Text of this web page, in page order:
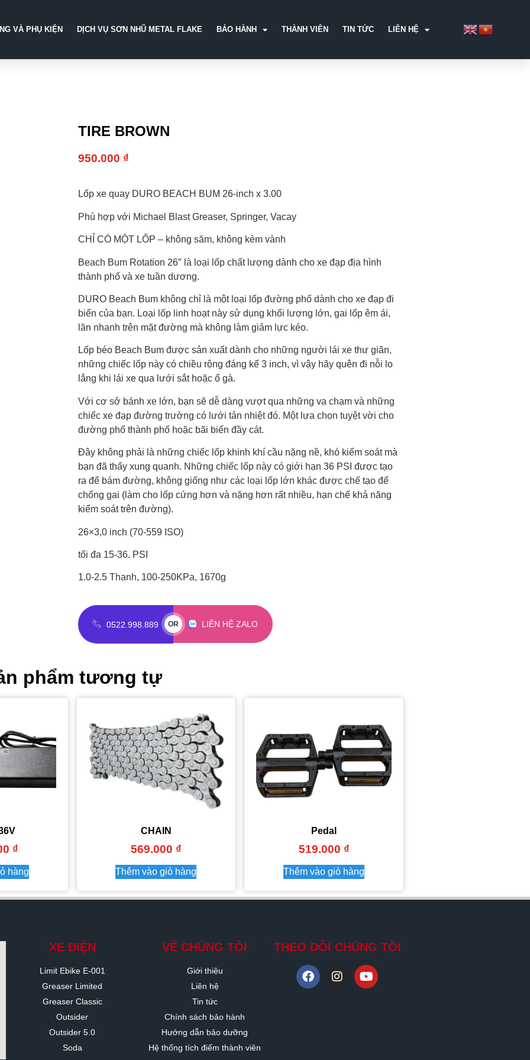
VÀ PHỤ KIỆN DỊCH VỤ SƠN NHŨ METAL FLAKE BẢO HÀNH THÀNH VIÊN TIN TỨC LIÊN HỆ
TIRE BROWN
950.000 ₫
Lốp xe quay DURO BEACH BUM 26-inch x 3.00
Phù hợp với Michael Blast Greaser, Springer, Vacay
CHỈ CÓ MỘT LỐP – không săm, không kèm vành
Beach Bum Rotation 26″ là loại lốp chất lượng dành cho xe đạp địa hình
thành phố và xe tuần dương.
DURO Beach Bum không chỉ là một loại lốp đường phố dành cho xe đạp đi
biển của bạn. Loại lốp linh hoạt này sử dụng khối lượng lớn, gai lốp êm ái,
lăn nhanh trên mặt đường mà không làm giảm lực kéo.
Lốp béo Beach Bum được sản xuất dành cho những người lái xe thư giãn,
những chiếc lốp này có chiều rộng đáng kể 3 inch, vì vậy hãy quên đi nỗi lo
lắng khi lái xe qua lưới sắt hoặc ổ gà.
Với cơ sở bánh xe lớn, bạn sẽ dễ dàng vượt qua những va chạm và những
chiếc xe đạp đường trường có lưới tản nhiệt đó. Một lựa chọn tuyệt vời cho
đường phố thành phố hoặc bãi biển đầy cát.
Đây không phải là những chiếc lốp khinh khí cầu nặng nề, khó kiểm soát mà
bạn đã thấy xung quanh. Những chiếc lốp này có giới hạn 36 PSI được tạo
ra để bám đường, không giống như các loại lốp lớn khác được chế tạo để
chống gai (làm cho lốp cứng hơn và nặng hơn rất nhiều, hạn chế khả năng
kiểm soát trên đường).
26×3,0 inch (70-559 ISO)
tối đa 15-36. PSI
1.0-2.5 Thanh, 100-250KPa, 1670g
0522.998.889 OR LIÊN HỆ ZALO
phẩm tương tự
₫
hàng
CHAIN
569.000 ₫
Thêm vào giỏ hàng
Pedal
519.000 ₫
Thêm vào giỏ hàng
XE ĐIỆN
Limit Ebike E-001
Greaser Limited
Greaser Classic
Outsider
Outsider 5.0
Soda
VỀ CHÚNG TÔI
Giới thiệu
Liên hệ
Tin tức
Chính sách bảo hành
Hướng dẫn bảo dưỡng
Hệ thống tích điểm thành viên
THEO DỖI CHÚNG TÔI